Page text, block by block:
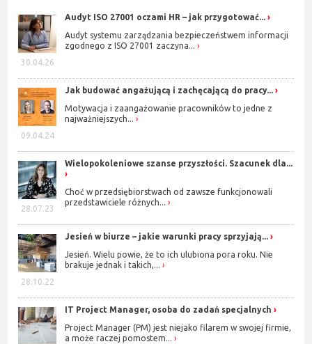
30.04.26
Audyt ISO 27001 oczami HR – jak przygotować...
Audyt systemu zarządzania bezpieczeństwem informacji
zgodnego z ISO 27001 zaczyna...
09.04.24
Jak budować angażującą i zachęcającą do pracy...
Motywacja i zaangażowanie pracowników to jedne z
najważniejszych...
28.07.23
Wielopokoleniowe szanse przyszłości. Szacunek dla...
Choć w przedsiębiorstwach od zawsze funkcjonowali
przedstawiciele różnych...
28.10.22
Jesień w biurze – jakie warunki pracy sprzyjają...
Jesień. Wielu powie, że to ich ulubiona pora roku. Nie
brakuje jednak i takich,...
IT Project Manager, osoba do zadań specjalnych
Project Manager (PM) jest niejako filarem w swojej firmie,
a może raczej pomostem...